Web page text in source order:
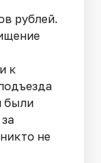
рублей.
к
были
не